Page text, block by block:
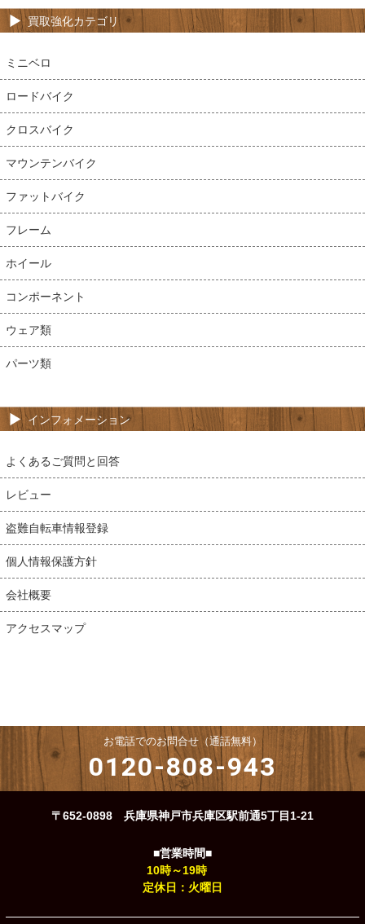
買取強化カテゴリ
ミニベロ
ロードバイク
クロスバイク
マウンテンバイク
ファットバイク
フレーム
ホイール
コンポーネント
ウェア類
パーツ類
インフォメーション
よくあるご質問と回答
レビュー
盗難自転車情報登録
個人情報保護方針
会社概要
アクセスマップ
お電話でのお問合せ（通話無料）
0120-808-943
〒652-0898 兵庫県神戸市兵庫区駅前通5丁目1-21
■営業時間■
10時～19時
定休日：火曜日